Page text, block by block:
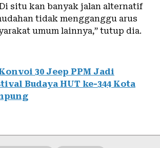
situ kan banyak jalan alternatif
tidak mengganggu arus
umum lainnya,” tutup dia.
30 Jeep PPM Jadi
Budaya HUT ke-344 Kota